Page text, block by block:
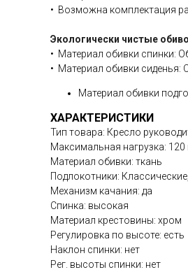
• Возможна комплектация
Экологически чистые
• Материал обивки спинки:
• Материал обивки сиденья:
Материал обивки
ХАРАКТЕРИСТИКИ
Тип товара: Кресло
Максимальная нагрузка: 120
Материал обивки: ткань
Подлокотники:
Механизм качания: да
Спинка: высокая
Материал крестовины: хром
Регулировка по высоте: есть
Наклон спинки: нет
Рег. высоты спинки: нет